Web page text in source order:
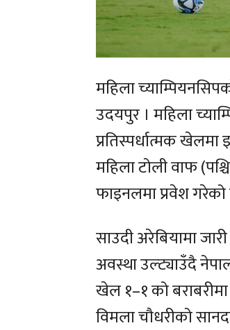
महिला
उदयपुर । महिला
प्रतिस्पर्धात्मक खेलमा
महिला टोली वाफ
फाइनलमा प्रवेश गरेको
साउदी अरेबियामा
अवस्था उल्ट्याउँदै
खेल १–१ को
विमला चौधरीको